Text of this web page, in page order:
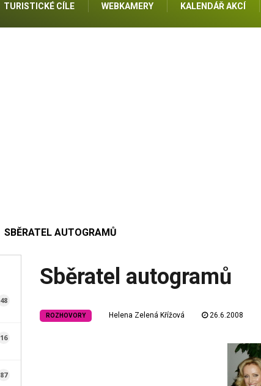
TURISTICKÉ CÍLE WEBKAMERY KALENDÁŘ AKCÍ
SBĚRATEL AUTOGRAMŮ
48
16
87
Sběratel autogramů
ROZHOVORY Helena Zelená Křížová 26.6.2008